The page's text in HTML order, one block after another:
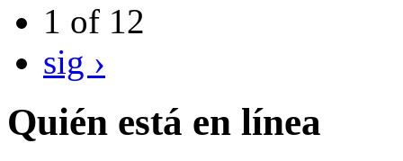
1 of 12
sig ›
Quién está en línea